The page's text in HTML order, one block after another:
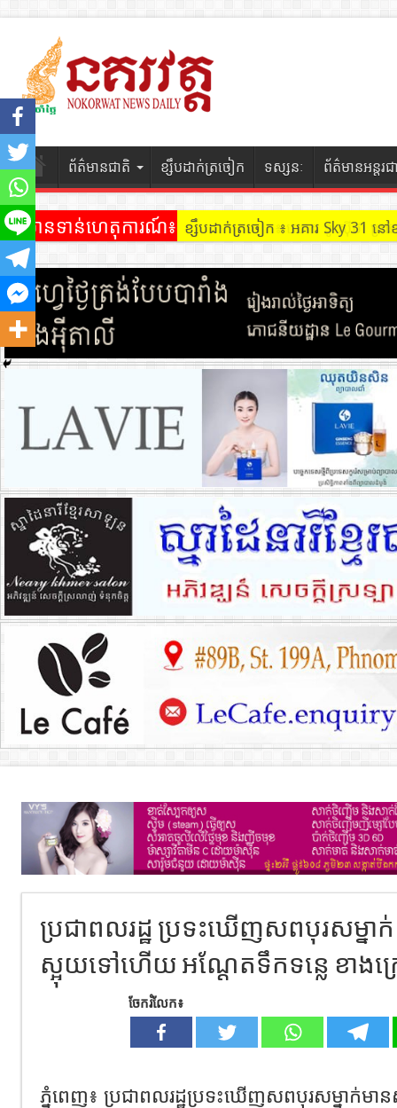
ព័ត៌មានជាតិ ខ្សឹបដាក់ត្រចៀក ទស្សនៈ ព័ត៌មានអន្តរជ
ព័ត៌មានទាន់ហេតុការណ៍៖ ខ្សឹបដាក់ត្រចៀក ៖ អគារ Sky 31
ប្រជាពលរដ្ឋ ប្រទះឃើញសពបុរសម្ន
ស្អុយទៅហើយ អណ្ដែតទឹកទន្លេ ខាង
ចែករំលែក៖
ភ្នំពេញ៖ ប្រជាពលរដ្ឋប្រទះឃើញសពបុរសម្នាក់